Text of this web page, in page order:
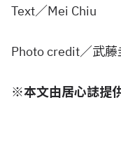
Text／Mei Chiu
Photo credit／武
※本文由居心誌提